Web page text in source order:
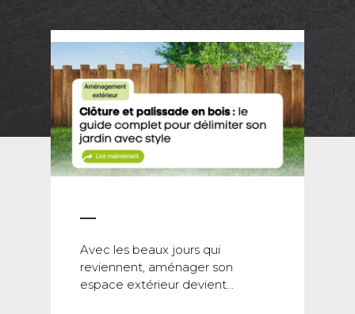
Avec les beaux jours qui
reviennent, aménager son
espace extérieur devient...